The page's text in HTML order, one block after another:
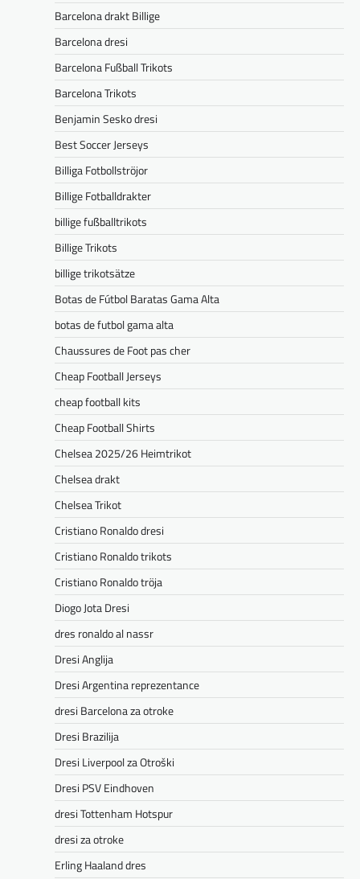
Barcelona drakt Billige
Barcelona dresi
Barcelona Fußball Trikots
Barcelona Trikots
Benjamin Sesko dresi
Best Soccer Jerseys
Billiga Fotbollströjor
Billige Fotballdrakter
billige fußballtrikots
Billige Trikots
billige trikotsätze
Botas de Fútbol Baratas Gama Alta
botas de futbol gama alta
Chaussures de Foot pas cher
Cheap Football Jerseys
cheap football kits
Cheap Football Shirts
Chelsea 2025/26 Heimtrikot
Chelsea drakt
Chelsea Trikot
Cristiano Ronaldo dresi
Cristiano Ronaldo trikots
Cristiano Ronaldo tröja
Diogo Jota Dresi
dres ronaldo al nassr
Dresi Anglija
Dresi Argentina reprezentance
dresi Barcelona za otroke
Dresi Brazilija
Dresi Liverpool za Otroški
Dresi PSV Eindhoven
dresi Tottenham Hotspur
dresi za otroke
Erling Haaland dres